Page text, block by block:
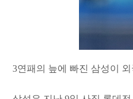
3연패의 늪에 빠진 삼성이